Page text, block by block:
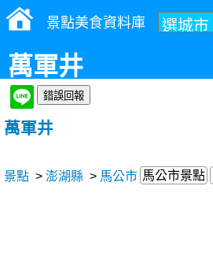
景點美食資料庫
萬軍井
萬軍井
景點 > 澎湖縣 > 馬公市 馬公市景點